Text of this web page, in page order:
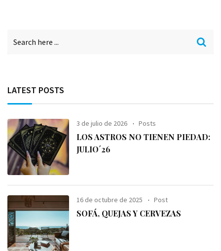
LATEST POSTS
3 de julio de 2026 Posts
LOS ASTROS NO TIENEN PIEDAD:
JULIO´26
16 de octubre de 2025 Post
SOFÁ, QUEJAS Y CERVEZAS